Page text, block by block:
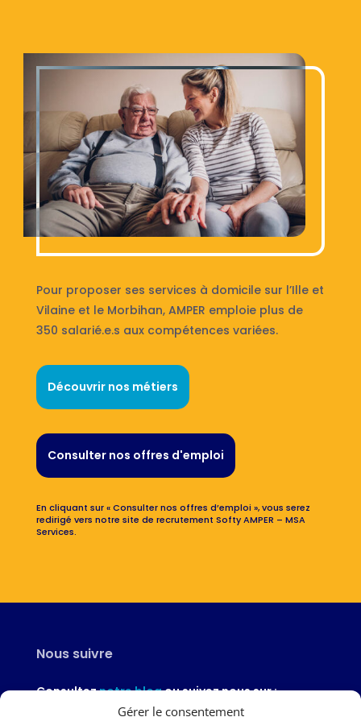
Gérer le consentement
Pour proposer ses services à domicile sur l’Ille et
Vilaine et le Morbihan, AMPER emploie plus de
350 salarié.e.s aux compétences variées.
Découvrir nos métiers
Consulter nos offres d'emploi
En cliquant sur « Consulter nos offres d’emploi », vous serez
redirigé vers notre site de recrutement Softy AMPER – MSA
Services.
Nous suivre
Consulteznotre blogou suivez nous sur :